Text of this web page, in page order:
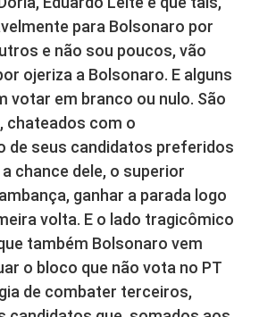
para Bolsonaro por
e não sou poucos, vão
ojeriza a Bolsonaro. E alguns
votar em branco ou nulo. São
chateados com o
de seus candidatos preferidos
chance dele, o superior
ganhar a parada logo
volta. E o lado tragicômico
também Bolsonaro vem
o bloco que não vota no PT
de combater terceiros,